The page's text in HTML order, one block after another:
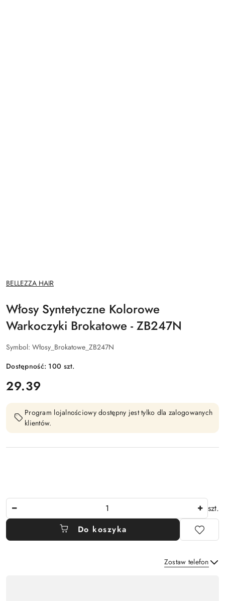
NAZWA
PRODUCENTA:
BELLEZZA HAIR
Włosy Syntetyczne Kolorowe
Warkoczyki Brokatowe - ZB247N
Symbol: Włosy_Brokatowe_ZB247N
Dostępność: 100 szt.
cena:
29.39
Program lojalnościowy dostępny jest tylko dla zalogowanych
klientów.
szt.
Do koszyka
Zostaw telefon